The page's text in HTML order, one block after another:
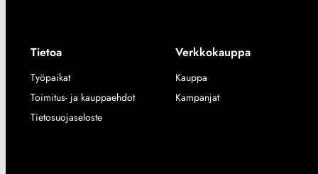
Tietoa
Työpaikat
Toimitus- ja kauppaehdot
Tietosuojaseloste
Verkkokauppa
Kauppa
Kampanjat